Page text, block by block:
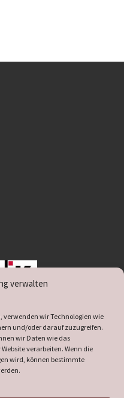
verwalten
verwenden wir Technologien wie
und/oder darauf zuzugreifen.
wir Daten wie das
verarbeiten. Wenn die
wird, können bestimmte